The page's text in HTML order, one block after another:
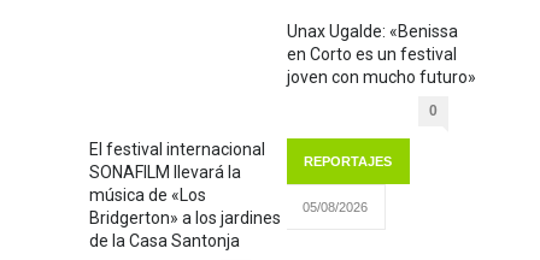
El festival internacional
SONAFILM llevará la
música de «Los
Bridgerton» a los jardines
de la Casa Santonja
Unax Ugalde: «Benissa
en Corto es un festival
joven con mucho futuro»
0
REPORTAJES
05/08/2026